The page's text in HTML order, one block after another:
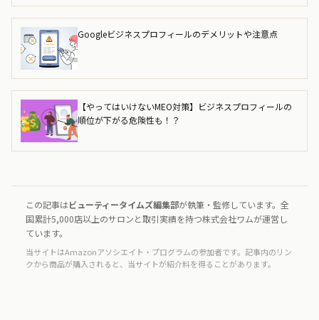
Googleビジネスプロフィールのデメリットや注意点
【やってはいけないMEO対策】ビジネスプロフィールの
順位が下がる危険性も！？
この記事はビューティータイムズ編集部が執筆・監修しています。全
国累計5,000店以上のサロンと取引実績を持つ株式会社ワムが運営し
ています。
当サイトはAmazonアソシエイト・プログラムの参加者です。記事内のリン
クから商品が購入されると、当サイトが紹介料を得ることがあります。